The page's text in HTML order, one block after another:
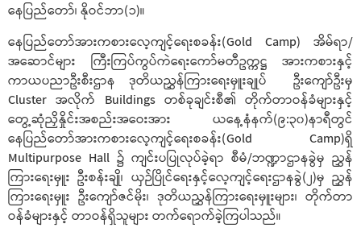
နေပြည်တော်၊ နိုဝင်ဘာ(၁)။
နေပြည်တော်အားကစားလေ့ကျင့်ရေးစခန်း(Gold Camp) အိမ်ရာ/
အဆောင်များ ကြီးကြပ်ကွပ်ကဲရေးကော်မတီဥက္ကဋ္ဌ အားကစားနှင့်
ကာယပညာဦးစီးဌာန ဒုတိယညွှန်ကြားရေးမှူးချုပ် ဦးကျော်ဦးမှ
Cluster အလိုက် Buildings တစ်ခုချင်းစီ၏ တိုက်တာဝန်ခံများနှင့်
တွေ့ဆုံညှိနှိုင်းအစည်းအဝေးအား ယနေ့နံနက်(၉:၃၀)နာရီတွင်
နေပြည်တော်အားကစားလေ့ကျင့်ရေးစခန်း(Gold Camp)ရှိ
Multipurpose Hall ၌ ကျင်းပပြုလုပ်ခဲ့ရာ စီမံ/ဘဏ္ဍာဌာနခွဲမှ ညွှန်
ကြားရေးမှူး ဦးစန်းချို၊ ယှဉ်ပြိုင်ရေးနှင့်လေ့ကျင့်ရေးဌာနခွဲ(၂)မှ ညွှန်
ကြားရေးမှူး ဦးကျော်ဇင်မိုး၊ ဒုတိယညွှန်ကြားရေးမှူးများ၊ တိုက်တာ
ဝန်ခံများနှင့် တာဝန်ရှိသူများ တက်ရောက်ခဲ့ကြပါသည်။